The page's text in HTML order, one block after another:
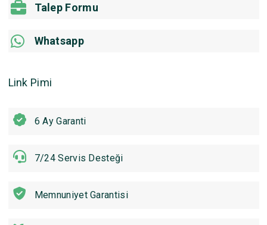
Talep Formu
Whatsapp
Link Pimi
6 Ay Garanti
7/24 Servis Desteği
Memnuniyet Garantisi